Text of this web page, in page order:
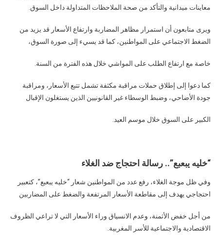
معاينات ميدانية والتأكد من صحة الملاحظات المتداولة داخل السوق.
ويرى متابعون أن استمرار مظاهر المضاربة وارتفاع الأسعار قد يزيد من
الضغط الاجتماعي على المواطنين، كما قد يسيء إلى صورة السوق،
خاصة مع ارتفاع الطلب على المواشي خلال هذه الفترة من السنة.
كما دعوا إلى إطلاق حملات مراقبة مكثفة تشمل تتبع الأسعار، ومراقبة
جودة الأضاحي، وضبط الوسطاء غير القانونيين الذين يستغلون الإقبال
الكبير على السوق خلال موسم العيد.
“خليه يبعبع”.. رسالة احتجاج ضد الغلاء
وفي ظل موجة الغلاء، رفع عدد من المواطنين شعار “خليه يبعبع”، كتعبير
احتجاجي يهدف إلى مقاطعة الأسعار المرتفعة والضغط على المضاربين
من أجل خفض الأثمنة، وعدم الانسياق وراء الأسعار التي لا تراعي الظروف
الاقتصادية والاجتماعية للأسر المغربية.